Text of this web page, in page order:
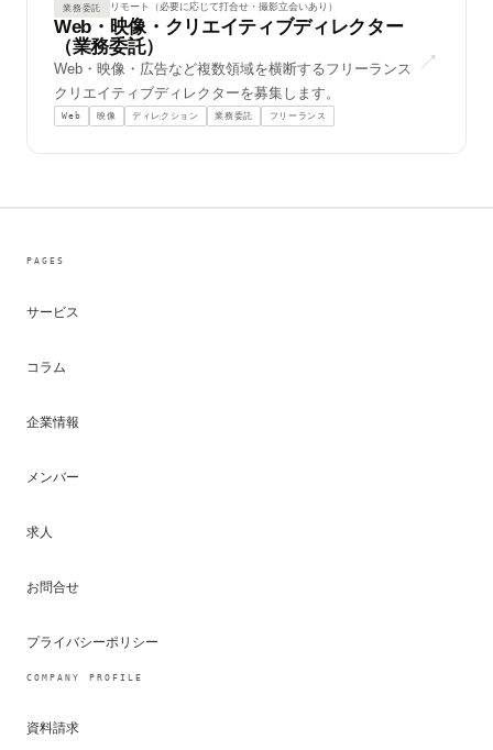
true false true true false
[YouTube] watch_time=4:32
01101000 01100101 01101100
audience: { age:25-44,
P-value: 0.0023  |
function compute(metrics) {
[TikTok] views=84,291
heatmap:
0xC4F8A29B  0x3D7E1F0A
SELECT user_id, COUNT(*) AS
業務委託 リモート（必要に応じて打合せ・撮影立会いあり）
Web・映像・クリエイティブディレクター
（業務委託）
Web・映像・広告など複数領域を横断するフリーランス
クリエイティブディレクターを募集します。
Web 映像 ディレクション 業務委託 フリーランス
↗
PAGES
サービス
コラム
企業情報
メンバー
求人
お問合せ
プライバシーポリシー
COMPANY PROFILE
資料請求